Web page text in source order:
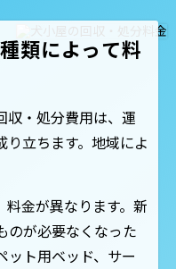
類によって料
収・処分費用は、運
立ちます。地域によ
金が異なります。新
のが必要なくなった
ット用ベッド、サー